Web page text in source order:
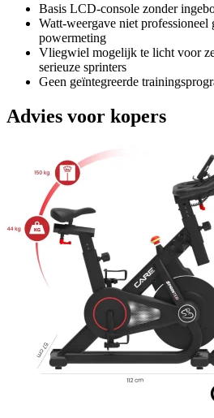
Basis LCD-console zonder
Watt-weergave niet
powermeting
Vliegwiel mogelijk te licht voor
serieuze sprinters
Geen geïntegreerde
Advies voor kopers